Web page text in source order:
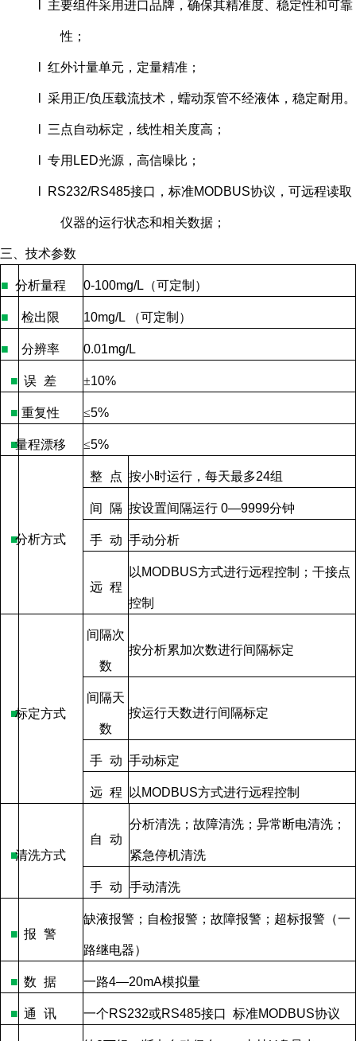
l 主要组件采用进口品牌，确保其精准度、稳定性和可靠
性；
l 红外计量单元，定量精准；
l 采用正/负压载流技术，蠕动泵管不经液体，稳定耐用。
l 三点自动标定，线性相关度高；
l 专用LED光源，高信噪比；
l RS232/RS485接口，标准MODBUS协议，可远程读取
仪器的运行状态和相关数据；
三、技术参数
■ 分析量程 0-100mg/L （可定制）
■ 检出限 10mg/L （可定制）
■ 分辨率 0.01mg/L
■ 误 差 ±10%
■ 重复性 ≤5%
■量程漂移 ≤5%
■分析方式
整 点 按小时运行，每天最多24组
间 隔 按设置间隔运行 0—9999分钟
手 动 手动分析
远 程
以 MODBUS方式进行远程控制；干接点
控制
■标定方式
间隔次
数
按分析累加次数进行间隔标定
间隔天
数
按运行天数进行间隔标定
手 动 手动标定
远 程 以 MODBUS方式进行远程控制
■清洗方式
自 动
分析清洗；故障清洗；异常断电清洗；
紧急停机清洗
手 动 手动清洗
■ 报 警
缺液报警；自检报警；故障报警；超标报警（一
路继电器）
■ 数 据 一路4—20mA模拟量
■ 通 讯 一个RS232或RS485接口 标准MODBUS协议